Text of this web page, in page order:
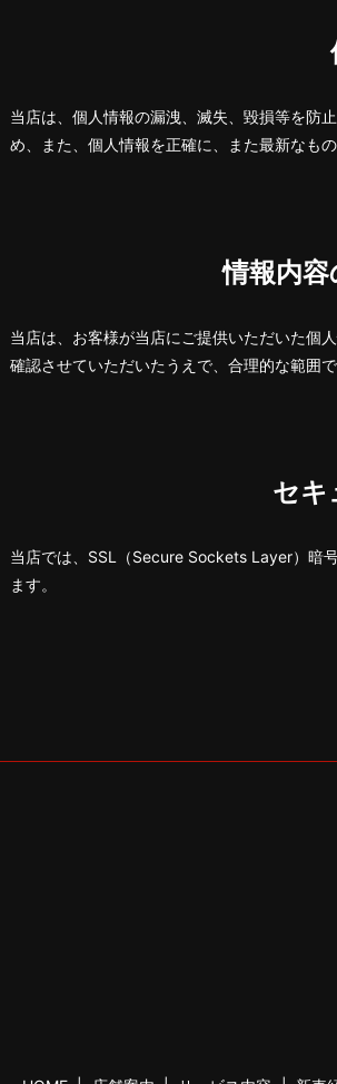
当店は、個人情報の漏洩、滅失、毀損等を防
め、また、個人情報を正確に、また最新なも
情報内
当店は、お客様が当店にご提供いただいた個
確認させていただいたうえで、合理的な範囲
セキ
当店では、SSL（Secure Sockets Layer）暗
ます。